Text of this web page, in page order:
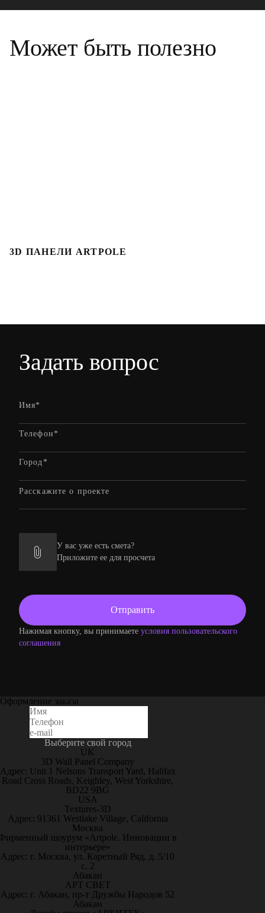
Может быть полезно
3D ПАНЕЛИ ARTPOLE
Задать вопрос
У вас уже есть смета?
Приложите ее для просчета
Нажимая кнопку, вы принимаете условия пользовательского
соглашения
Оформление заказа
Выберите свой город
UK
3D Wall Panel Company
Адрес: Unit 1 Nelsons Transport Yard, Halifax
Road Cross Roads, Keighley, West Yorkshire,
BD22 9BG
USA
Textures-3D
Адрес: 91361 Westlake Village, California
Москва
шоурум «Artpole. Инновации в
интерьере»
Адрес: г. Москва, ул. Каретный Ряд, д. 5/10
с. 2
Абакан
АРТ СВЕТ
Адрес: г. Абакан, пр-т Дружбы Народов 52
Абакан